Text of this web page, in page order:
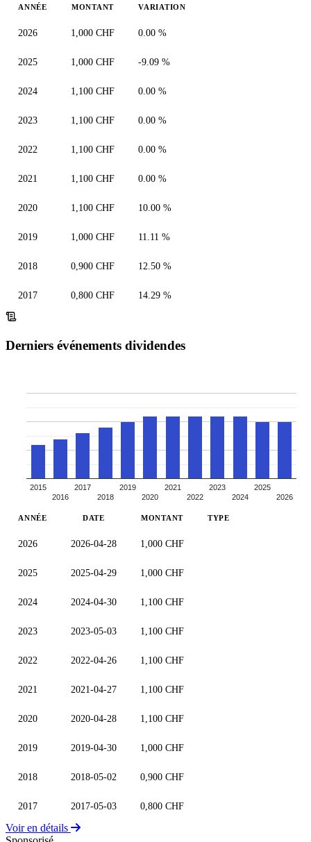
ANNÉE MONTANT VARIATION
2026 1,000 CHF 0.00 %
2025 1,000 CHF -9.09 %
2024 1,100 CHF 0.00 %
2023 1,100 CHF 0.00 %
2022 1,100 CHF 0.00 %
2021 1,100 CHF 0.00 %
2020 1,100 CHF 10.00 %
2019 1,000 CHF 11.11 %
2018 0,900 CHF 12.50 %
2017 0,800 CHF 14.29 %
Derniers événements dividendes
2015
2016
2017
2018
2019
2020
2021
2022
2023
2024
2025
2026
ANNÉE DATE MONTANT TYPE
2026 2026-04-28 1,000 CHF
2025 2025-04-29 1,000 CHF
2024 2024-04-30 1,100 CHF
2023 2023-05-03 1,100 CHF
2022 2022-04-26 1,100 CHF
2021 2021-04-27 1,100 CHF
2020 2020-04-28 1,100 CHF
2019 2019-04-30 1,000 CHF
2018 2018-05-02 0,900 CHF
2017 2017-05-03 0,800 CHF
Voir en détails